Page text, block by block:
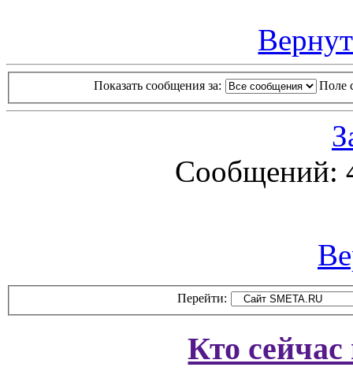
Показать сообщения за: Поле
Сообщений:
Перейти:
Кто